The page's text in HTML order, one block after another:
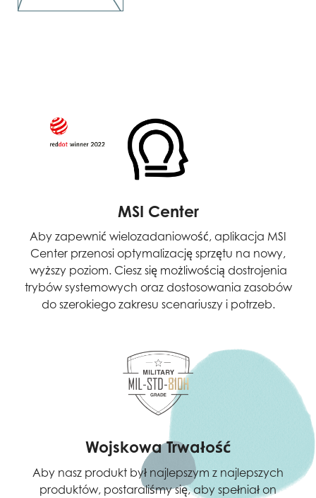
MSI Center
Aby zapewnić wielozadaniowość, aplikacja MSI
Center przenosi optymalizację sprzętu na nowy,
wyższy poziom. Ciesz się możliwością dostrojenia
trybów systemowych oraz dostosowania zasobów
do szerokiego zakresu scenariuszy i potrzeb.
Wojskowa Trwałość
Aby nasz produkt był najlepszym z najlepszych
produktów, postaraliśmy się, aby spełniał on